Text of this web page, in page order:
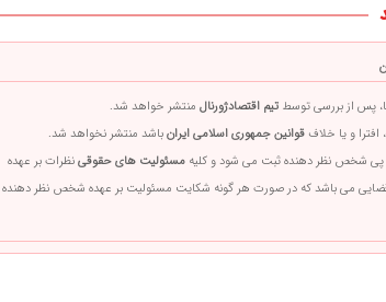
پس از بررسی توسط تیم اقتصادژورنال منتشر خواهد شد.
و یا خلاف قوانین جمهوری اسلامی ایرانباشد منتشر نخواهد شد.
پی شخص نظر دهنده ثبت می شود و کلیه مسئولیت های حقوقینظرات بر عهده
می باشد که در صورت هر گونه شکایت مسئولیت بر عهده شخص نظر دهنده